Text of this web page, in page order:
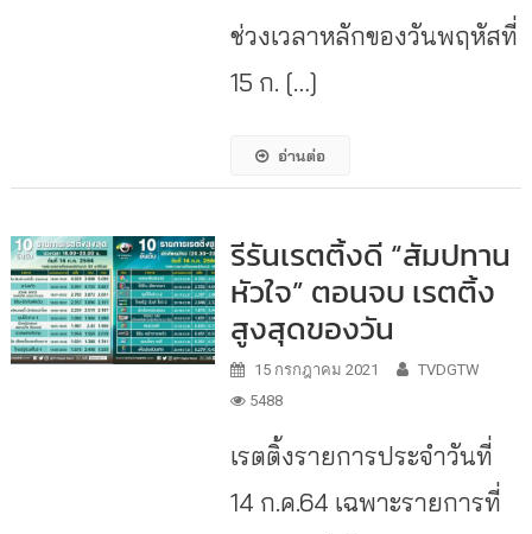
ช่วงเวลาหลักของวันพฤหัสที่
15 ก. […]
อ่านต่อ
รีรันเรตติ้งดี “สัมปทาน
หัวใจ” ตอนจบ เรตติ้ง
สูงสุดของวัน
15 กรกฎาคม 2021
TVDGTW
5488
เรตติ้งรายการประจำวันที่
14 ก.ค.64 เฉพาะรายการที่